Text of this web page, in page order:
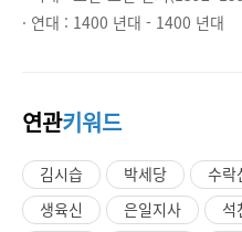
· 연대 : 1400 년대 - 1400 년대
연관키워드
김시습 박세당
수락
생육신
은일지사
석